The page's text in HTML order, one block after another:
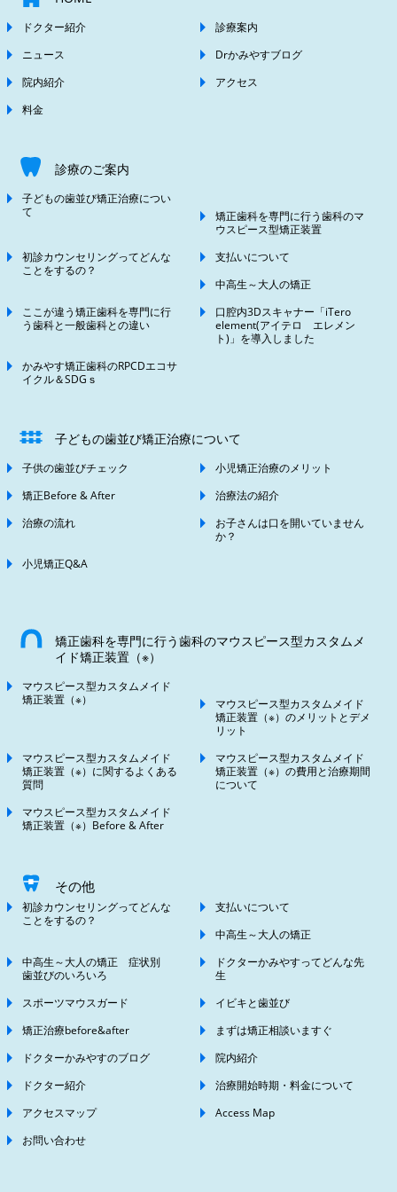
ドクター紹介
診療案内
ニュース
Drかみやすブログ
院内紹介
アクセス
料金
診療のご案内
子どもの歯並び矯正治療につい
て
矯正歯科を専門に行う歯科のマ
ウスピース型矯正装置
初診カウンセリングってどんな
ことをするの？
支払いについて
中高生～大人の矯正
ここが違う矯正歯科を専門に行
う歯科と一般歯科との違い
口腔内3Dスキャナー「iTero
element(アイテロ エレメン
ト)」を導入しました
かみやす矯正歯科のRPCDエコサ
イクル＆SDGｓ
子どもの歯並び矯正治療について
子供の歯並びチェック
小児矯正治療のメリット
矯正Before & After
治療法の紹介
治療の流れ
お子さんは口を開いていません
か？
小児矯正Q&A
矯正歯科を専門に行う歯科のマウスピース型カスタムメ
イド矯正装置（※）
マウスピース型カスタムメイド
矯正装置（※）
マウスピース型カスタムメイド
矯正装置（※）のメリットとデメ
リット
マウスピース型カスタムメイド
矯正装置（※）に関するよくある
質問
マウスピース型カスタムメイド
矯正装置（※）の費用と治療期間
について
マウスピース型カスタムメイド
矯正装置（※）Before & After
その他
初診カウンセリングってどんな
ことをするの？
支払いについて
中高生～大人の矯正
中高生～大人の矯正 症状別
歯並びのいろいろ
ドクターかみやすってどんな先
生
スポーツマウスガード
イビキと歯並び
矯正治療before&after
まずは矯正相談いますぐ
ドクターかみやすのブログ
院内紹介
ドクター紹介
治療開始時期・料金について
アクセスマップ
Access Map
お問い合わせ